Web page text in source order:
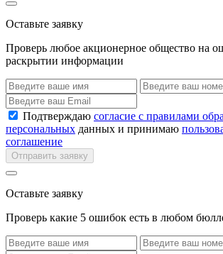
Оставьте заявку
Проверь любое акционерное общество на
раскрытии информации
Подтверждаю согласие с правилами
персональных данных и принимаю
соглашение
Отправить заявку
Оставьте заявку
Проверь какие 5 ошибок есть в любом